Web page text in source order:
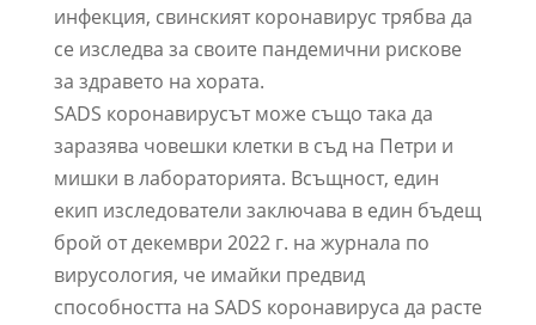
инфекция, свинският коронавирус трябва да
се изследва за своите пандемични рискове
за здравето на хората.
SADS коронавирусът може също така да
заразява човешки клетки в съд на Петри и
мишки в лабораторията. Всъщност, един
екип изследователи заключава в един бъдещ
брой от декември 2022 г. на журнала по
вирусология, че имайки предвид
способността на SADS коронавируса да расте